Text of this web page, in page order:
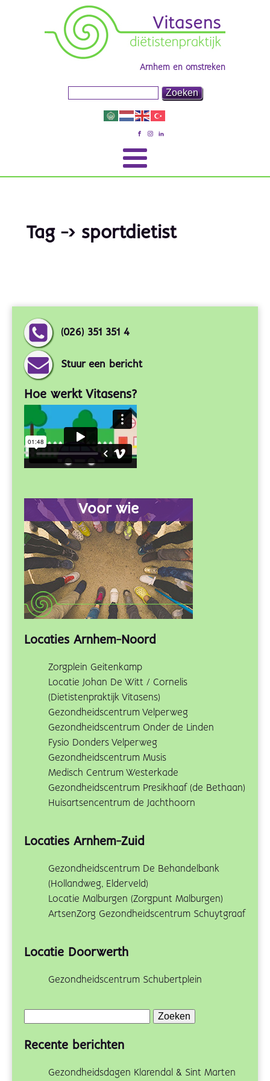
Arnhem en omstreken
Tag -> sportdietist
(026) 351 351 4
Stuur een bericht
Hoe werkt Vitasens?
Voor wie
Locaties Arnhem-Noord
Zorgplein Geitenkamp
Locatie Johan De Witt / Cornelis
(Dietistenpraktijk Vitasens)
Gezondheidscentrum Velperweg
Gezondheidscentrum Onder de Linden
Fysio Donders Velperweg
Gezondheidscentrum Musis
Medisch Centrum Westerkade
Gezondheidscentrum Presikhaaf (de Bethaan)
Huisartsencentrum de Jachthoorn
Locaties Arnhem-Zuid
Gezondheidscentrum De Behandelbank
(Hollandweg, Elderveld)
Locatie Malburgen (Zorgpunt Malburgen)
ArtsenZorg Gezondheidscentrum Schuytgraaf
Locatie Doorwerth
Gezondheidscentrum Schubertplein
Recente berichten
Gezondheidsdagen Klarendal & Sint Marten